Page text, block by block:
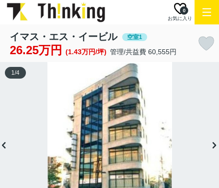
お気に入り
0
イマス・エス・イービル 空室1
26.25万円 (1.43万円/坪) 管理/共益費 60,555円
1/4